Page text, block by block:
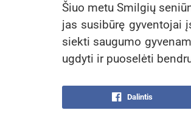
Šiuo metu Smilgių
jas susibūrę gyventojai
siekti saugumo
ugdyti ir puoselėti
Dalintis